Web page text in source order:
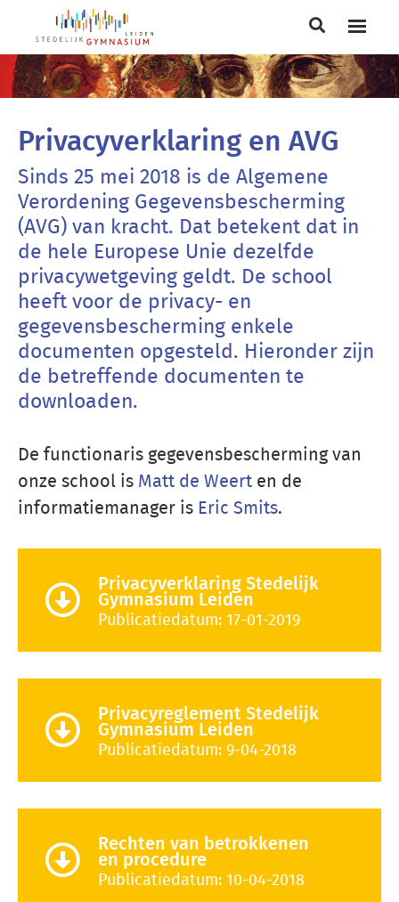
Main
navigation
Breadcrumb
Privacyverklaring en AVG
Sinds 25 mei 2018 is de Algemene
Verordening Gegevensbescherming
(AVG) van kracht. Dat betekent dat in
de hele Europese Unie dezelfde
privacywetgeving geldt. De school
heeft voor de privacy- en
gegevensbescherming enkele
documenten opgesteld. Hieronder zijn
de betreffende documenten te
downloaden.
De functionaris gegevensbescherming van
onze school is Matt de Weert en de
informatiemanager is Eric Smits.
Privacyverklaring Stedelijk
Gymnasium Leiden
Publicatiedatum: 17-01-2019
Privacyreglement Stedelijk
Gymnasium Leiden
Publicatiedatum: 9-04-2018
Rechten van betrokkenen
en procedure
Publicatiedatum: 10-04-2018